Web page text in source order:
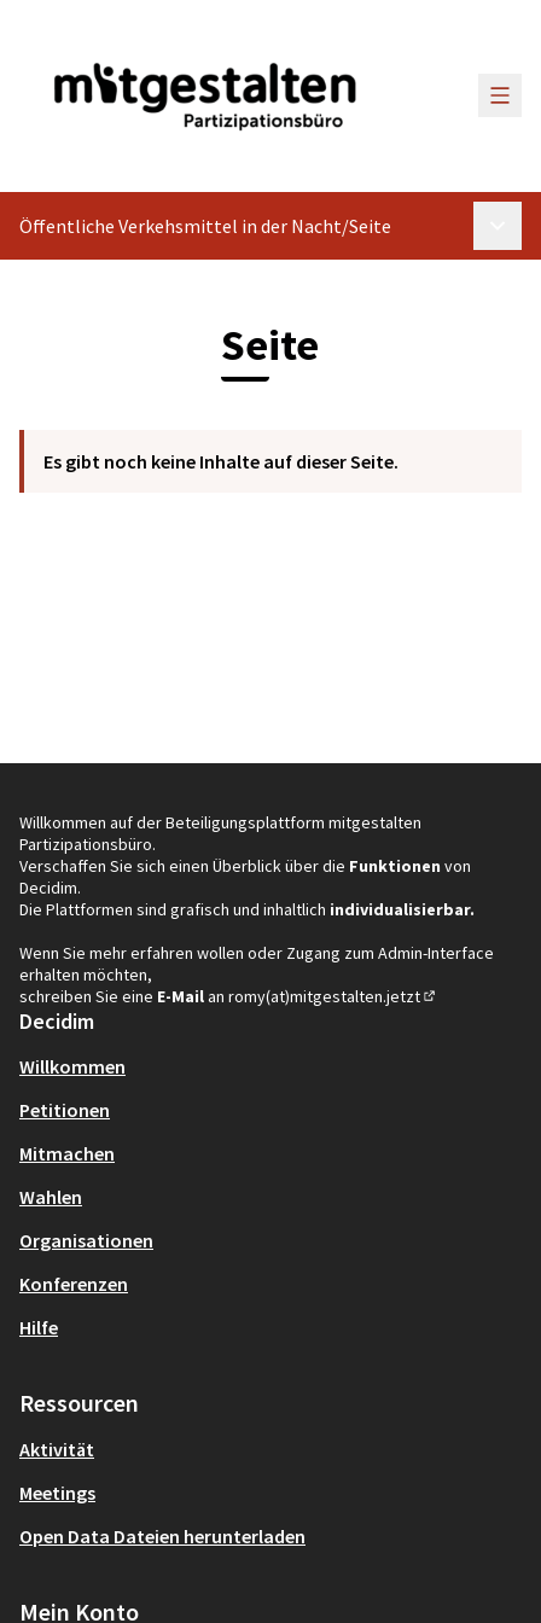
Öffentliche Verkehsmittel in der Nacht/Seite
Seite
Es gibt noch keine Inhalte auf dieser Seite.
Willkommen auf der Beteiligungsplattform mitgestalten
Partizipationsbüro.
Verschaffen Sie sich einen Überblick über die Funktionen von
Decidim.
Die Plattformen sind grafisch und inhaltlich individualisierbar.
Wenn Sie mehr erfahren wollen oder Zugang zum Admin-Interface
erhalten möchten,
schreiben Sie eine E-Mailan romy(at)mitgestalten.jetzt
Decidim
Willkommen
Petitionen
Mitmachen
Wahlen
Organisationen
Konferenzen
Hilfe
Ressourcen
Aktivität
Meetings
Open Data Dateien herunterladen
Mein Konto